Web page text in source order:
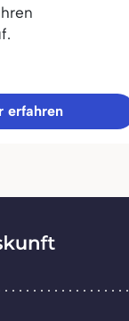
erfahren